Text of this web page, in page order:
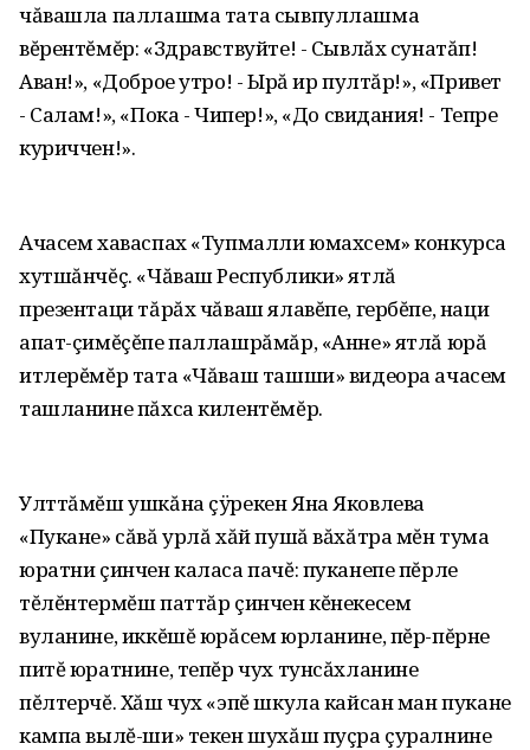
чăвашла паллашма тата сывпуллашма
вĕрентĕмĕр: «Здравствуйте! - Сывлăх сунатăп!
Аван!»‚ «Доброе утро! - Ырă ир пултăр!»‚ «Привет
- Салам!»‚ «Пока - Чипер!»‚ «До свидания! - Тепре
куриччен!».
Ачасем хаваспах «Тупмалли юмахсем» конкурса
хутшăнчĕç. «Чăваш Республики» ятлă
презентаци тăрăх чăваш ялавĕпе‚ гербĕпе‚ наци
апат-çимĕçĕпе паллашрăмăр‚ «Анне» ятлă юрă
итлерĕмĕр тата «Чăваш ташши» видеора ачасем
ташланине пăхса килентĕмĕр.
Улттăмĕш ушкăна çÿрекен Яна Яковлева
«Пукане» сăвă урлă хăй пушă вăхăтра мĕн тума
юратни çинчен каласа пачĕ: пуканепе пĕрле
тĕлĕнтермĕш паттăр çинчен кĕнекесем
вуланине‚ иккĕшĕ юрăсем юрланине‚ пĕр-пĕрне
питĕ юратнине‚ тепĕр чух тунсăхланине
пĕлтерчĕ. Хăш чух «эпĕ шкула кайсан ман пукане
кампа вылĕ-ши» текен шухăш пуçра çуралнине